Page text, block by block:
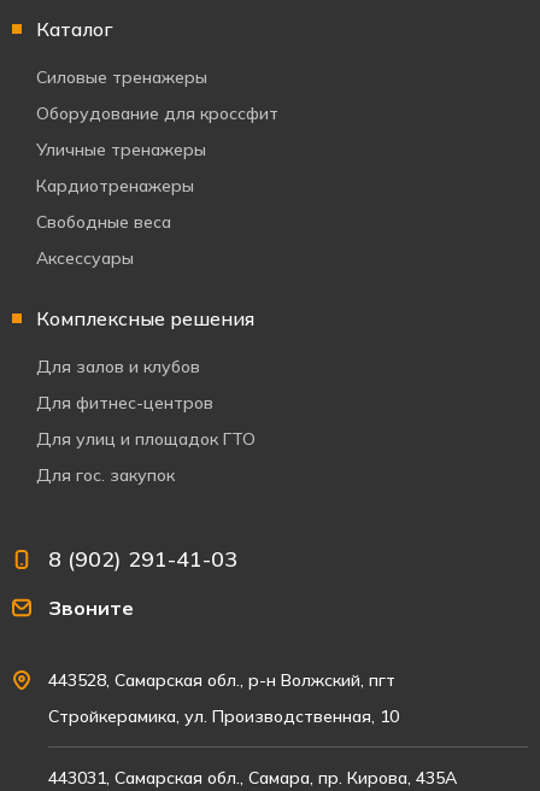
Каталог
Силовые тренажеры
Оборудование для кроссфит
Уличные тренажеры
Кардиотренажеры
Свободные веса
Аксессуары
Комплексные решения
Для залов и клубов
Для фитнес-центров
Для улиц и площадок ГТО
Для гос. закупок
8 (902) 291-41-03
Звоните
443528, Самарская обл., р-н Волжский, пгт
Стройкерамика, ул. Производственная, 10
443031, Самарская обл., Самара, пр. Кирова, 435А